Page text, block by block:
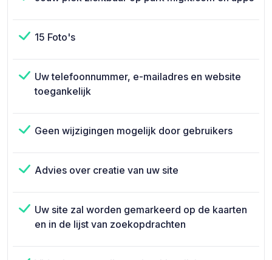
15 Foto's
Uw telefoonnummer, e-mailadres en website
toegankelijk
Geen wijzigingen mogelijk door gebruikers
Advies over creatie van uw site
Uw site zal worden gemarkeerd op de kaarten
en in de lijst van zoekopdrachten